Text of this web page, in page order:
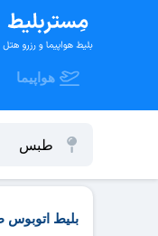
هواپیما
بلیط اتوبوس